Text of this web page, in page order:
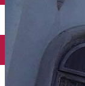
Taxi